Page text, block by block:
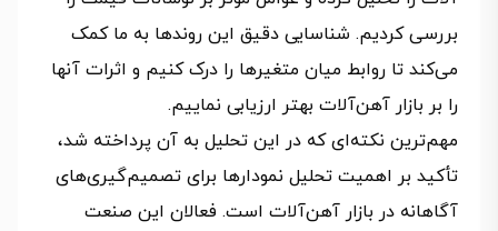
بررسی کردیم. شناسایی دقیق این روندها به ما کمک
می‌کند تا روابط میان متغیرها را درک کنیم و اثرات آنها
را بر بازار آهن‌آلات بهتر ارزیابی نماییم.
مهم‌ترین نکته‌ای که در این تحلیل به آن پرداخته شد،
تأکید بر اهمیت تحلیل نمودارها برای تصمیم‌گیری‌های
آگاهانه در بازار آهن‌آلات است. فعالان این صنعت